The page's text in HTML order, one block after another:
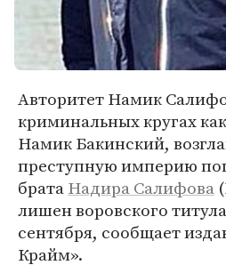
Авторитет Намик
криминальных кругах
Намик Бакинский,
преступную империю
братаНадира Салифова
лишен воровского
сентября, сообщает
Крайм».